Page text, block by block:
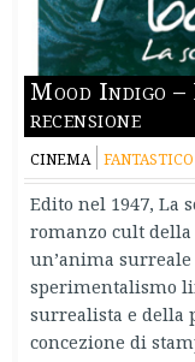
Mood Indigo
recensione
CINEMA FANTASTICO
Edito nel 1947, La
romanzo cult
un’anima
sperimentalismo
surrealista e della
concezione di